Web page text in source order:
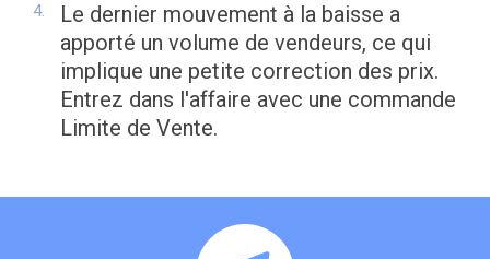
Le dernier mouvement à la baisse a
apporté un volume de vendeurs, ce qui
implique une petite correction des prix.
Entrez dans l'affaire avec une commande
Limite de Vente.